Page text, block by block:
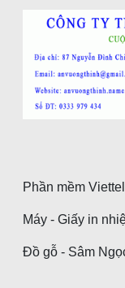
Phần mềm Viettel
Máy - Giấy in
Đồ gỗ - Sâm